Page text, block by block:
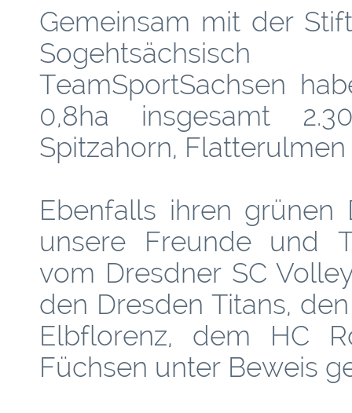
Gemeinsam mit der
TeamSportSachsen
0,8ha insgesamt
Spitzahorn,
Ebenfalls ihren grünen
unsere Freunde und
vom Dresdner SC
den Dresden Titans,
Elbflorenz, dem HC
Füchsen unter Beweis